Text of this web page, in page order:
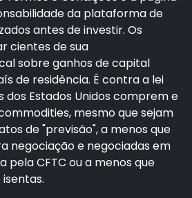
da plataforma de
antes de investir. Os
cientes de sua
sobre ganhos de capital
de residência. É contra a lei
dos Estados Unidos comprem e
mesmo que sejam
de "previsão", a menos que
negociação e negociadas em
pela CFTC ou a menos que